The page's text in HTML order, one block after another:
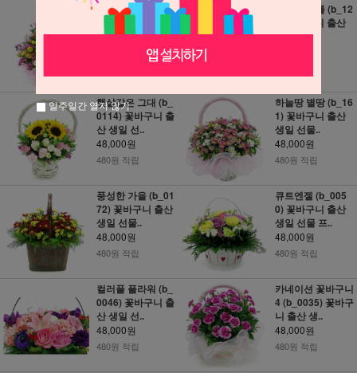
향기는 사랑을 남
기고 (b_0171) 꽃
바구니 출산..
행복한 나를 (b_12
0) 꽃바구니 출산
생일 선물..
햇살같은 그대 (b_
0114) 꽃바구니 출
산 생일 선..
48,000원
480원 적립
하늘땅 별땅 (b_16
1) 꽃바구니 출산
생일 선물..
48,000원
480원 적립
풍성한 가을 (b_01
72) 꽃바구니 출산
생일 선물..
48,000원
480원 적립
큐트엔젤 (b_005
0) 꽃바구니 출산
생일 선물 프..
48,000원
480원 적립
컬러풀 플라워 (b_
0046) 꽃바구니 출
산 생일 선..
48,000원
480원 적립
카네이션 꽃바구니
4 (b_0035) 꽃바구
니 출산 생..
48,000원
480원 적립
일주일간 열지 않기